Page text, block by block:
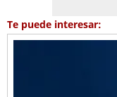
Te puede interesar: